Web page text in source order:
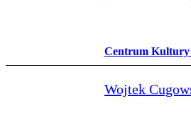
Centrum
Wojtek